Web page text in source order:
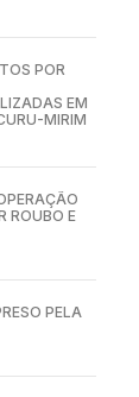
POR
EM
MIRIM
ROUBO E
PELA